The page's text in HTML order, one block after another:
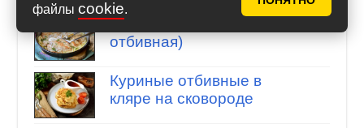
файлы cookie.
Шнельклопс (быстрая
отбивная)
Куриные отбивные в
кляре на сковороде